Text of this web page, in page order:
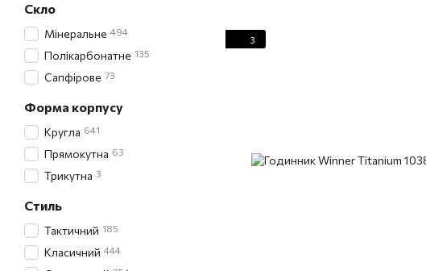
3
Скло
Мінеральне 494
Полікарбонатне 135
Сапфірове 73
Форма корпусу
Кругла 641
Прямокутна 63
Трикутна 3
Стиль
Тактичний 185
Класичний 444